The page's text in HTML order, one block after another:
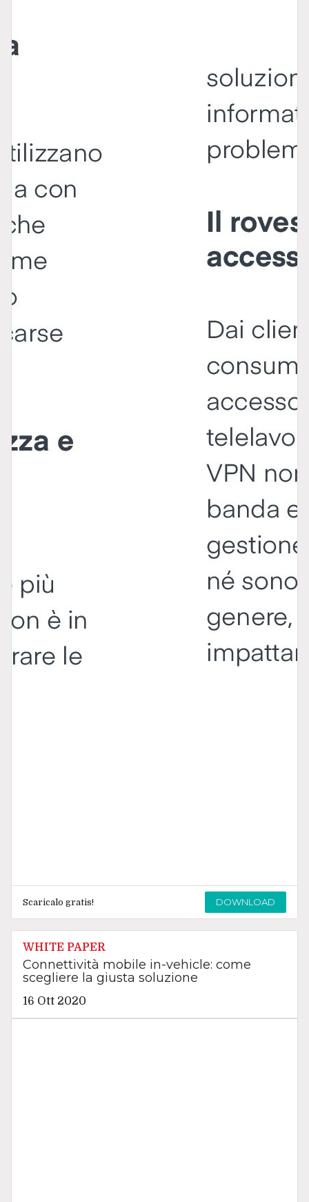
Scaricalo gratis! DOWNLOAD
WHITE PAPER
Connettività mobile in-vehicle: come
scegliere la giusta soluzione
16 Ott 2020